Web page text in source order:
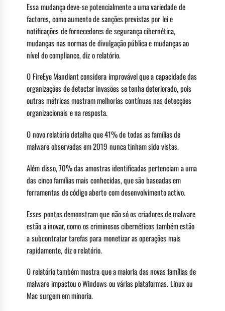
Essa mudança deve-se potencialmente a uma variedade de
factores, como aumento de sanções previstas por lei e
notificações de fornecedores de segurança cibernética,
mudanças nas normas de divulgação pública e mudanças ao
nível do compliance, diz o relatório.
O FireEye Mandiant considera improvável que a capacidade das
organizações de detectar invasões se tenha deteriorado, pois
outras métricas mostram melhorias contínuas nas detecções
organizacionais e na resposta.
O novo relatório detalha que 41% de todas as famílias de
malware observadas em 2019 nunca tinham sido vistas.
Além disso, 70% das amostras identificadas pertenciam a uma
das cinco famílias mais conhecidas, que são baseadas em
ferramentas de código aberto com desenvolvimento activo.
Esses pontos demonstram que não só os criadores de malware
estão a inovar, como os criminosos cibernéticos também estão
a subcontratar tarefas para monetizar as operações mais
rapidamente, diz o relatório.
O relatório também mostra que a maioria das novas famílias de
malware impactou o Windows ou várias plataformas. Linux ou
Mac surgem em minoria.